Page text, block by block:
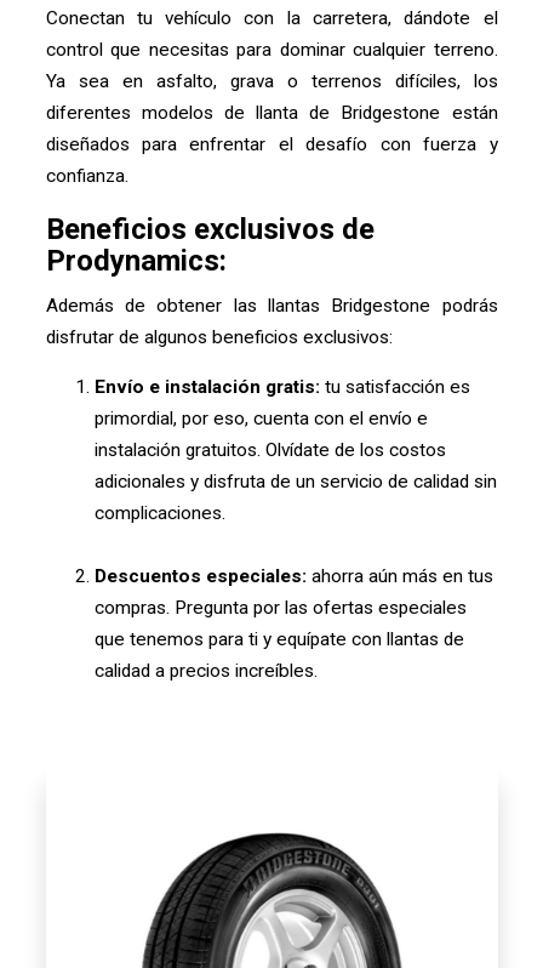
Conectan tu vehículo con la carretera, dándote el
control que necesitas para dominar cualquier terreno.
Ya sea en asfalto, grava o terrenos difíciles, los
diferentes modelos de llanta de Bridgestone están
diseñados para enfrentar el desafío con fuerza y
confianza.
Beneficios exclusivos de
Prodynamics:
Además de obtener las llantas Bridgestone podrás
disfrutar de algunos beneficios exclusivos:
Envío e instalación gratis: tu satisfacción es
primordial, por eso, cuenta con el envío e
instalación gratuitos. Olvídate de los costos
adicionales y disfruta de un servicio de calidad sin
complicaciones.
Descuentos especiales: ahorra aún más en tus
compras. Pregunta por las ofertas especiales
que tenemos para ti y equípate con llantas de
calidad a precios increíbles.